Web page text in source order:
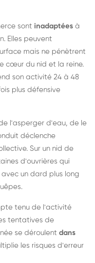
sont inadaptées à
Elles peuvent
mais ne pénètrent
cœur du nid et la reine.
son activité 24 à 48
plus défensive
l'asperger d'eau, de le
déclenche
Sur un nid de
d'ouvrières qui
un dard plus long
tenu de l'activité
tentatives de
se déroulent dans
les risques d'erreur